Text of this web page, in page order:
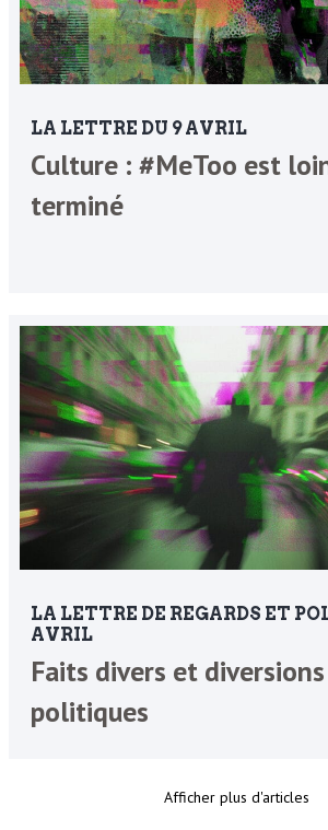
LA LETTRE DU 9 AVRIL
Culture : #MeToo est
terminé
LA LETTRE DE REGARDS ET
AVRIL
Faits divers et diversions
politiques
Afficher plus d'articles